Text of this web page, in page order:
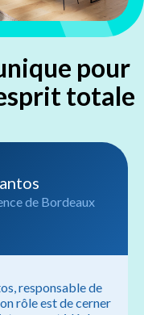
pour
totale
de Bordeaux
responsable de
rôle est de cerner